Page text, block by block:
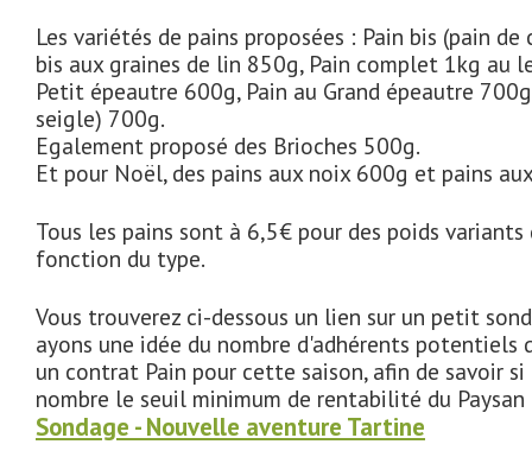
Les variétés de pains proposées : Pain bis (pain de
bis aux graines de lin 850g, Pain complet 1kg au
Petit épeautre 600g, Pain au Grand épeautre
seigle) 700g.
Egalement proposé des Brioches 500g.
Et pour Noël, des pains aux noix 600g et pains
Tous les pains sont à 6,5€ pour des poids
fonction du type.
Vous trouverez ci-dessous un lien sur un petit
ayons une idée du nombre d'adhérents potentiels
un contrat Pain pour cette saison, afin de savoir
nombre le seuil minimum de rentabilité du
Sondage - Nouvelle aventure Tartine